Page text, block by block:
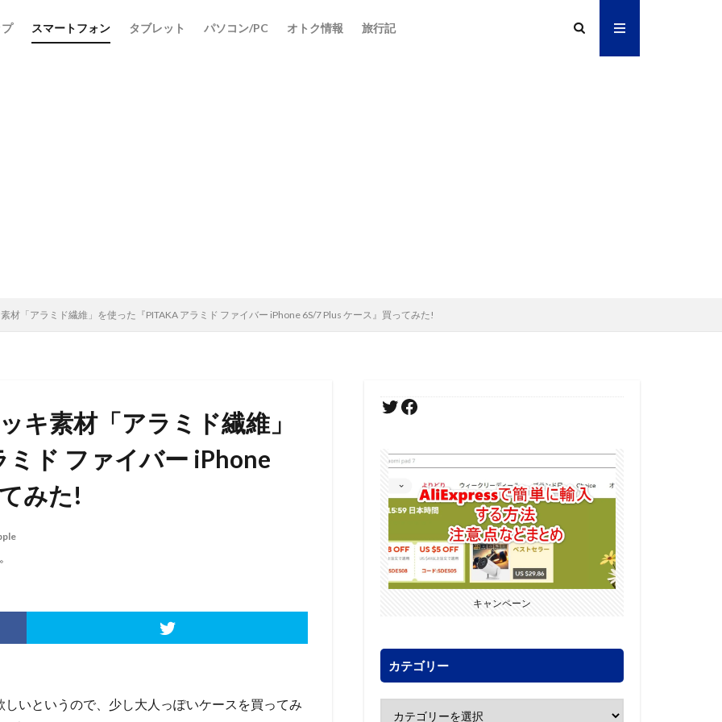
スマートフォン タブレット パソコン/PC オトク情報 旅行記
材「アラミド繊維」を使った『PITAKA アラミド ファイバー iPhone 6S/7 Plus ケース』買ってみた!
キ素材「アラミド繊維」
ド ファイバー iPhone
みた!
しいというので、少し大人っぽいケースを買ってみ
キャンペーン
カテゴリー